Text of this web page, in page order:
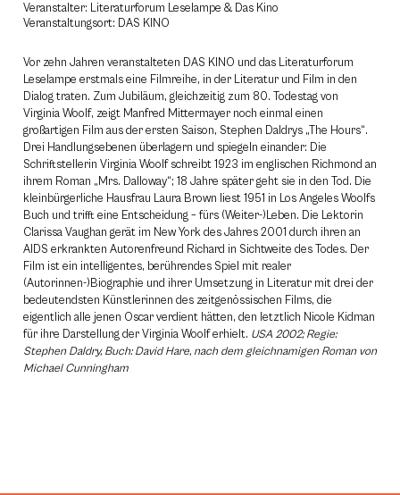
Veranstalter: Literaturforum Leselampe & Das Kino
Veranstaltungsort: DAS KINO
Vor zehn Jahren veranstalteten DAS KINO und das Literaturforum
Leselampe erstmals eine Filmreihe, in der Literatur und Film in den
Dialog traten. Zum Jubiläum, gleichzeitig zum 80. Todestag von
Virginia Woolf, zeigt Manfred Mittermayer noch einmal einen
großartigen Film aus der ersten Saison, Stephen Daldrys „The Hours“.
Drei Handlungsebenen überlagern und spiegeln einander: Die
Schriftstellerin Virginia Woolf schreibt 1923 im englischen Richmond an
ihrem Roman „Mrs. Dalloway“; 18 Jahre später geht sie in den Tod. Die
kleinbürgerliche Hausfrau Laura Brown liest 1951 in Los Angeles Woolfs
Buch und trifft eine Entscheidung – fürs (Weiter-)Leben. Die Lektorin
Clarissa Vaughan gerät im New York des Jahres 2001 durch ihren an
AIDS erkrankten Autorenfreund Richard in Sichtweite des Todes. Der
Film ist ein intelligentes, berührendes Spiel mit realer
(Autorinnen-)Biographie und ihrer Umsetzung in Literatur mit drei der
bedeutendsten Künstlerinnen des zeitgenössischen Films, die
eigentlich alle jenen Oscar verdient hätten, den letztlich Nicole Kidman
für ihre Darstellung der Virginia Woolf erhielt. USA 2002; Regie:
Stephen Daldry, Buch: David Hare, nach dem gleichnamigen Roman von
Michael Cunningham